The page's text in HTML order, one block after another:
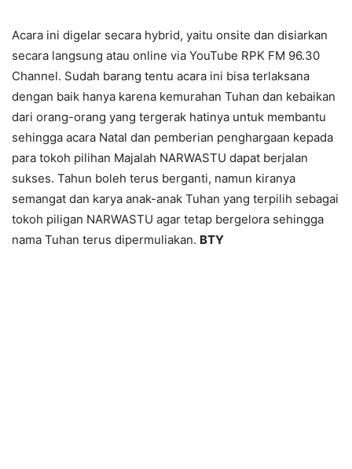
Acara ini digelar secara hybrid, yaitu onsite dan disiarkan
secara langsung atau online via YouTube RPK FM 96.30
Channel. Sudah barang tentu acara ini bisa terlaksana
dengan baik hanya karena kemurahan Tuhan dan kebaikan
dari orang-orang yang tergerak hatinya untuk membantu
sehingga acara Natal dan pemberian penghargaan kepada
para tokoh pilihan Majalah NARWASTU dapat berjalan
sukses. Tahun boleh terus berganti, namun kiranya
semangat dan karya anak-anak Tuhan yang terpilih sebagai
tokoh piligan NARWASTU agar tetap bergelora sehingga
nama Tuhan terus dipermuliakan. BTY